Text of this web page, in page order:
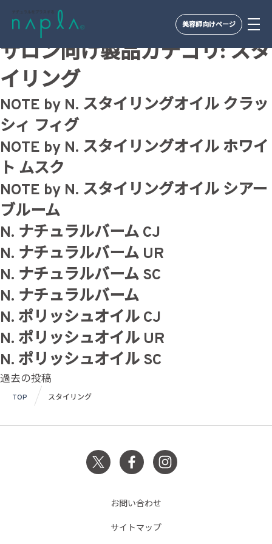
Skip
to
content
美容師向けページ
サロン向け製品カテゴリ:スタ
イリング
NOTE by N. スタイリングオイル クラッ
シィ フィグ
NOTE by N. スタイリングオイル ホワイ
ト ムスク
NOTE by N. スタイリングオイル シアー
ブルーム
N. ナチュラルバーム CJ
N. ナチュラルバーム UR
N. ナチュラルバーム SC
N. ナチュラルバーム
N. ポリッシュオイル CJ
N. ポリッシュオイル UR
N. ポリッシュオイル SC
投
稿
ナ
過去の投稿
TOP スタイリング
お問い合わせ
サイトマップ